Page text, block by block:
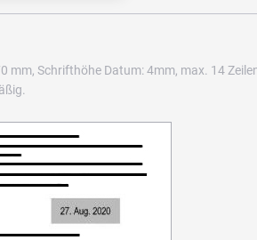
mm, Schrifthöhe Datum: 4mm, max. 14